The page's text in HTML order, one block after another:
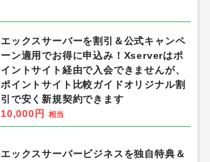
エックスサーバーを割引＆公式キャンペ
ーン適用でお得に申込み！Xserverはポ
イントサイト経由で入会できませんが、
ポイントサイト比較ガイドオリジナル割
引で安く新規契約できます
10,000円
相当
エックスサーバービジネスを独自特典＆